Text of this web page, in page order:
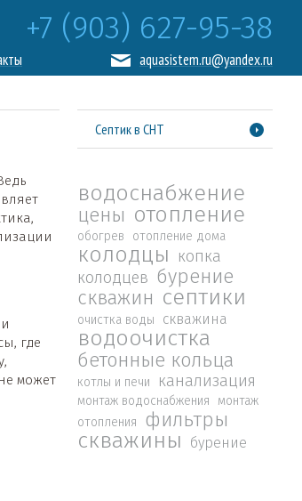
+7 (903) 627-95-38
aquasistem.ru@yandex.ru
Септик в СНТ
водоснабжение
цены отопление
обогрев отопление дома
колодцы копка
колодцев бурение
скважин септики
очистка воды скважина
водоочистка
бетонные кольца
котлы и печи канализация
монтаж водоснабжения
монтаж
отопления
фильтры
скважины бурение
где
может